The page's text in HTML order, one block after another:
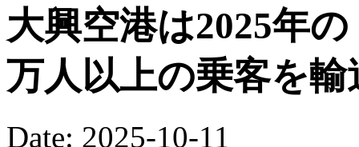
大興空港は2025年
万人以上の乗客を
Date: 2025-10-11